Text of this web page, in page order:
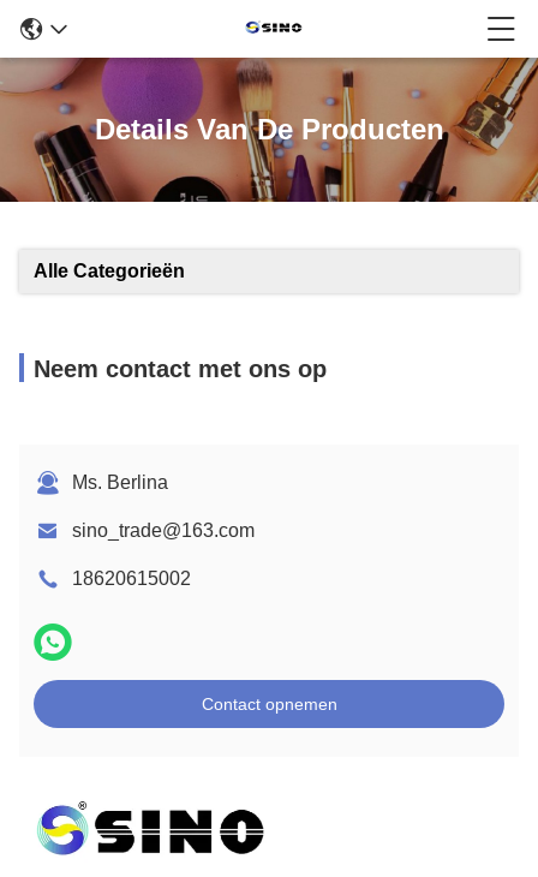
Details Van De Producten
Alle Categorieën
Neem contact met ons op
Ms. Berlina
sino_trade@163.com
18620615002
Contact opnemen